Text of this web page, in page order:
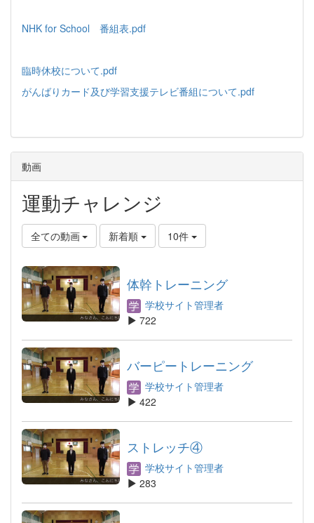
NHK for School 番組表.pdf
臨時休校について.pdf
がんばりカード及び学習支援テレビ番組について.pdf
動画
運動チャレンジ
全ての動画 新着順 10件
体幹トレーニング
学校サイト管理者
722
バーピートレーニング
学校サイト管理者
422
ストレッチ④
学校サイト管理者
283